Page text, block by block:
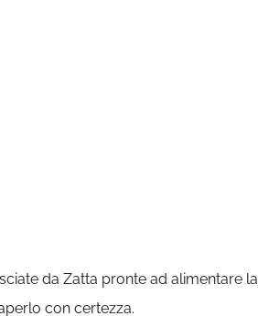
da Zatta pronte ad alimentare la
con certezza.